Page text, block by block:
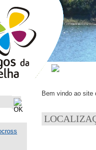
Bem vindo ao site